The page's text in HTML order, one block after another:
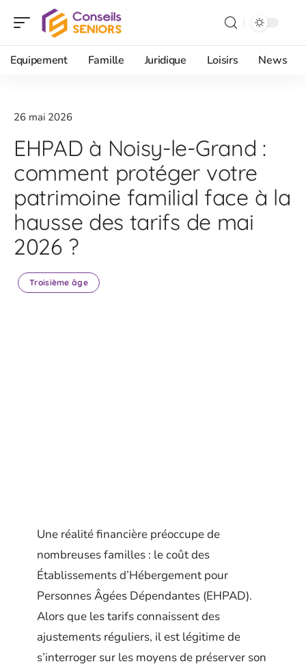
Equipement Famille Juridique Loisirs News
26 mai 2026
EHPAD à Noisy-le-Grand :
comment protéger votre
patrimoine familial face à la
hausse des tarifs de mai
2026 ?
Troisième âge
Une réalité financière préoccupe de
nombreuses familles : le coût des
Établissements d’Hébergement pour
Personnes Âgées Dépendantes (EHPAD).
Alors que les tarifs connaissent des
ajustements réguliers, il est légitime de
s’interroger sur les moyens de préserver son